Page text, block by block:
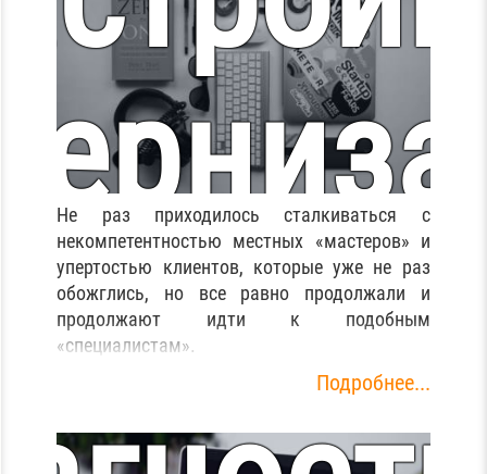
Не раз приходилось сталкиваться с
некомпетентностью местных «мастеров» и
упертостью клиентов, которые уже не раз
обожглись, но все равно продолжали и
продолжают идти к подобным
«специалистам».
Подробнее...